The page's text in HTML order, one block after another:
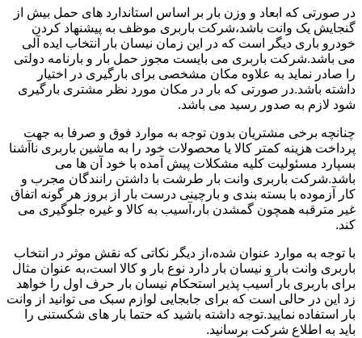
در صورتی که ابعاد و وزن بار بر اساس استاندارد های حمل بیش از
گنجایش یک وانت باشد،شرکت باربری موظف به پیشنهاد کردن
خودرو باری دیگر است که در این زمان نیسان بار انتخاب ایده آلی
می باشد.شرکت باربری می بایست مجوز حمل بار و بارنامه دولتی
را صادر نماید به علاوه مکان مشخصی برای بارگیری در اختیار
داشته باشد.در صورتی که بار در مکان مورد نظر مشتری بارگیری
شود لازم به صدور رسید می باشد.
چنانچه برخی مشتریان بدون توجه به موارد فوق و صرفا به جهت
پرداخت هزینه کمتر کالا یا محصولات خود را به ماشین باربری ناآشنا
بسپارد مسئولیت کلیه مشکلات پیش آمده با خود آن ها می
باشد.شرکت باربری وانت بار طرشت با داشتن رانندگان مجرب و
کار آزموده با بسته بندی و بارچینی درست بار از بروز هر گونه اتفاق
غیر مترقبه همچون گمشدن بار،آسیب به کالا و غیره جلوگیری می
کند.
با توجه به موارد عنوان شده،از دیگر نکاتی که نقش موثر در انتخاب
باربری وانت بار و نیسان بار دارد نوع بار و کالا است،به عنوان مثال
برای باربری بار آسیب پذیر استحکام نیسان بار حرف اول را خواهد
زد این در حالی است که برای جابجایی لوازم سبک می توانید از وانت
بار استفاده نمایید.توجه داشته باشید که حتما بار های شکستنی را
باید به اطلاع شرکت برسانید.